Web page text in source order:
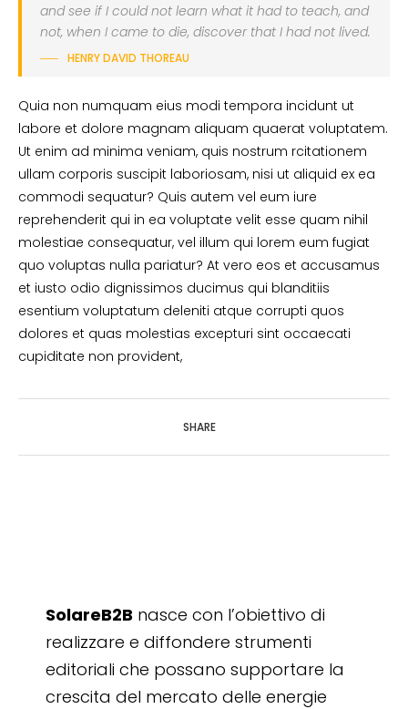
and see if I could not learn what it had to teach, and
not, when I came to die, discover that I had not lived.
HENRY DAVID THOREAU
Quia non numquam eius modi tempora incidunt ut
labore et dolore magnam aliquam quaerat voluptatem.
Ut enim ad minima veniam, quis nostrum rcitationem
ullam corporis suscipit laboriosam, nisi ut aliquid ex ea
commodi sequatur? Quis autem vel eum iure
reprehenderit qui in ea voluptate velit esse quam nihil
molestiae consequatur, vel illum qui lorem eum fugiat
quo voluptas nulla pariatur? At vero eos et accusamus
et iusto odio dignissimos ducimus qui blanditiis
esentium voluptatum deleniti atque corrupti quos
dolores et quas molestias excepturi sint occaecati
cupiditate non provident,
SHARE
SolareB2B nasce con l’obiettivo di
realizzare e diffondere strumenti
editoriali che possano supportare la
crescita del mercato delle energie